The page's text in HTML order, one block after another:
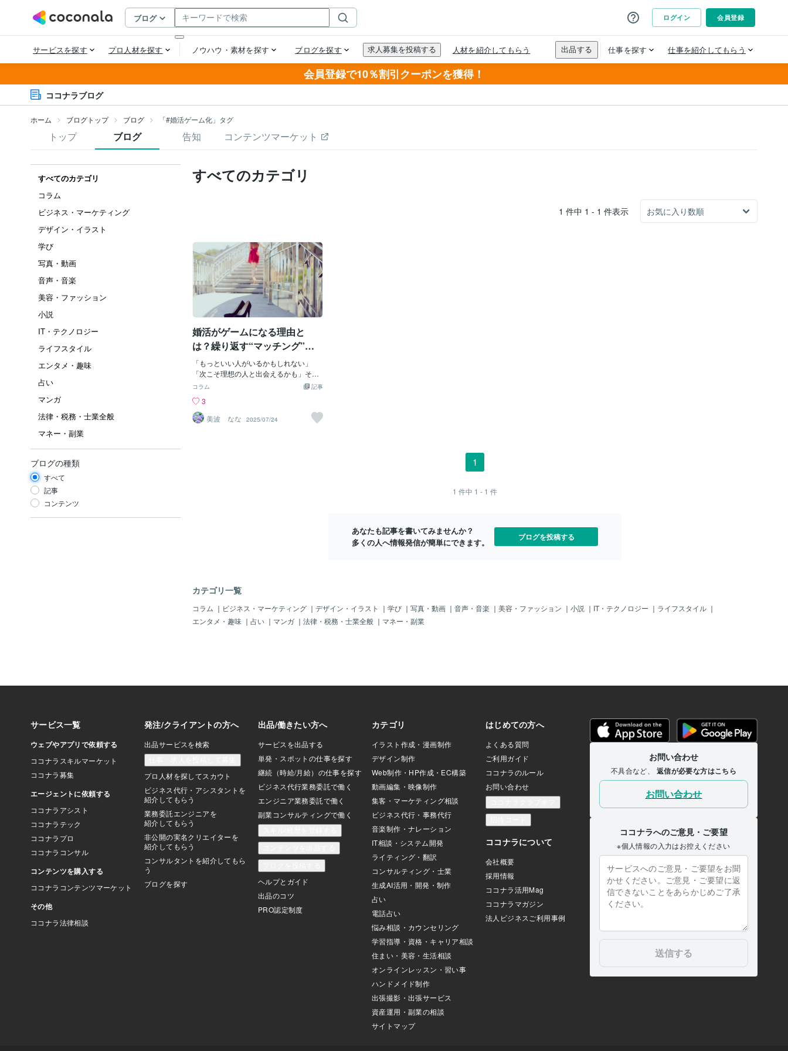
会員登録で10％割引クーポンを獲得！
ココナラブログ
ホーム ブログトップ ブログ 「#婚活ゲーム化」タグ
トップ ブログ 告知 コンテンツマーケット
すべてのカテゴリ
コラム
ビジネス・マーケティング
デザイン・イラスト
学び
写真・動画
音声・音楽
美容・ファッション
小説
IT・テクノロジー
ライフスタイル
エンタメ・趣味
占い
マンガ
法律・税務・士業全般
マネー・副業
ブログの種類
すべて
記事
コンテンツ
すべてのカテゴリ
1 件中 1 - 1 件表示
婚活がゲームになる理由と
は？繰り返す“マッチング”に
潜む心理
「もっといい人がいるかもしれない」
「次こそ理想の人と出会えるかも」そん
な気持ちで婚活を続けるうちに、気がつ
た”と感じる人が増えています。この記事
では、婚活がゲーム化してしまう心理的
な背景と、その落とし穴について解説し
うようになるのです。3. マッチングアプ
リと婚活パーティーの罠アプリも婚活パ
ーティーも、一度にたくさんの人に出会
える仕組みが魅力ですが、同時に「比較
しやすい」構造でもあります。そして、
人の相手と向き合う力」を奪っていくの
です。4. “もっといい人”を探し続ける心
理目的が結婚ではなく、寂しさを埋める
ためや、自己肯定感を回復するためにす
り替わっ
記事
コラム
3
美波 なな
2025/07/24
1
1 件中 1 - 1 件
あなたも記事を書いてみませんか？
多くの人へ情報発信が簡単にできます。
ブログを投稿する
カテゴリ一覧
コラム ｜ ビジネス・マーケティング ｜ デザイン・イラスト ｜ 学び ｜ 写真・動画 ｜ 音声・音楽 ｜ 美容・ファッション ｜ 小説 ｜ IT・テクノロジー ｜ ライフスタイル ｜
エンタメ・趣味 ｜ 占い ｜ マンガ ｜ 法律・税務・士業全般 ｜ マネー・副業